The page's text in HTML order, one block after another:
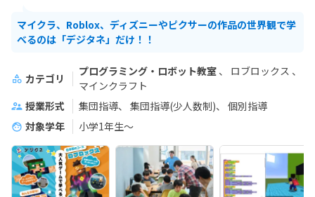
マイクラ、Roblox、ディズニーやピクサーの作品の世界観で学
べるのは「デジタネ」だけ！！
カテゴリ
プログラミング・ロボット教室
ロブロックス
マインクラフト
授業形式
集団指導 集団指導(少人数制)
個別指導
対象学年
小学1年生～